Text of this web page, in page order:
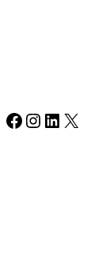
Facebook Instagram LinkedIn X